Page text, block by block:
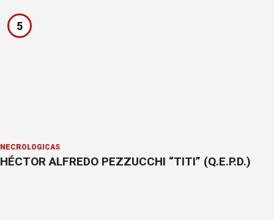
5
NECROLÓGICAS
HÉCTOR ALFREDO PEZZUCCHI “TITI” (Q.E.P.D.)